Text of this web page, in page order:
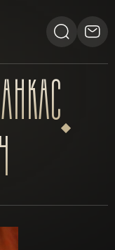
АНКАС